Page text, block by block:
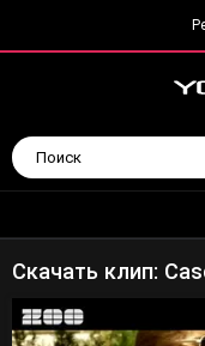
Скачать клип: